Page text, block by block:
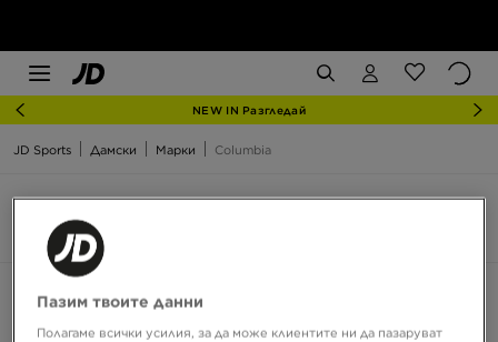
NEW IN Разгледай
JD Sports Дамски Марки Columbia
Сортирай:Препоръчани
Пазим твоите данни
Полагаме всички усилия, за да може клиентите ни да пазаруват